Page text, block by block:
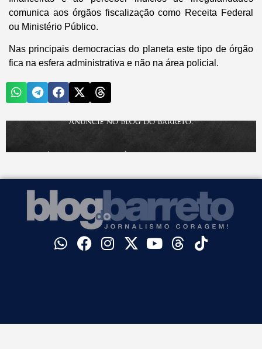
comunica aos órgãos fiscalização como Receita Federal
ou Ministério Público.
Nas principais democracias do planeta este tipo de órgão
fica na esfera administrativa e não na área policial.